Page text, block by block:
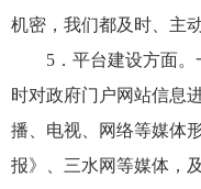
机密，我们都及时、主
5．平台建设方面
时对政府门户网站信息
播、电视、网络等媒体
报》、三水网等媒体，